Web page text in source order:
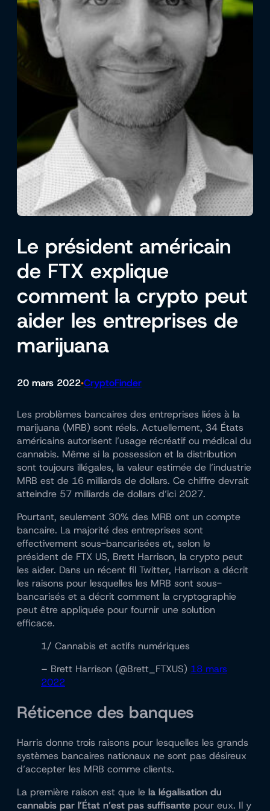
Le président américain
de FTX explique
comment la crypto peut
aider les entreprises de
marijuana
20 mars 2022•CryptoFinder
Les problèmes bancaires des entreprises liées à la
marijuana (MRB) sont réels. Actuellement, 34 États
américains autorisent l’usage récréatif ou médical du
cannabis. Même si la possession et la distribution
sont toujours illégales, la valeur estimée de l’industrie
MRB est de 16 milliards de dollars. Ce chiffre devrait
atteindre 57 milliards de dollars d’ici 2027.
Pourtant, seulement 30% des MRB ont un compte
bancaire. La majorité des entreprises sont
effectivement sous-bancarisées et, selon le
président de FTX US, Brett Harrison, la crypto peut
les aider. Dans un récent fil Twitter, Harrison a décrit
les raisons pour lesquelles les MRB sont sous-
bancarisés et a décrit comment la cryptographie
peut être appliquée pour fournir une solution
efficace.
1/ Cannabis et actifs numériques
– Brett Harrison (@Brett_FTXUS) 18 mars
2022
Réticence des banques
Harris donne trois raisons pour lesquelles les grands
systèmes bancaires nationaux ne sont pas désireux
d’accepter les MRB comme clients.
La première raison est que le la légalisation du
cannabis par l’État n’est pas suffisante pour eux. Il y